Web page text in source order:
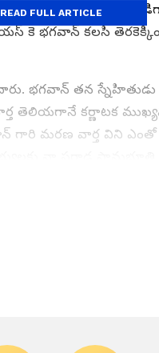
తెరకెక్కించిన
కె భగవాన్ కలసి
భగవాన్ తన
తెలియగానే కర్ణాటక
గారి మరణ వార్త విని ఎంతో
READ FULL ARTICLE